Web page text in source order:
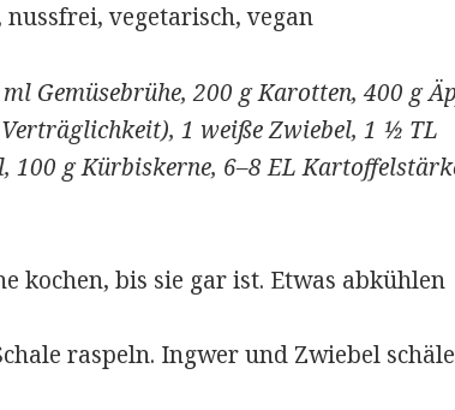
vegetarisch, vegan
Gemüsebrühe, 200 g Karotten, 400 g
1 weiße Zwiebel, 1 ½ TL
100 g Kürbiskerne, 6–8 EL
kochen, bis sie gar ist. Etwas abkühlen
raspeln. Ingwer und Zwiebel